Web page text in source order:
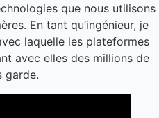
que nous utilisons
En tant qu’ingénieur, je
laquelle les plateformes
avec elles des millions de
garde.